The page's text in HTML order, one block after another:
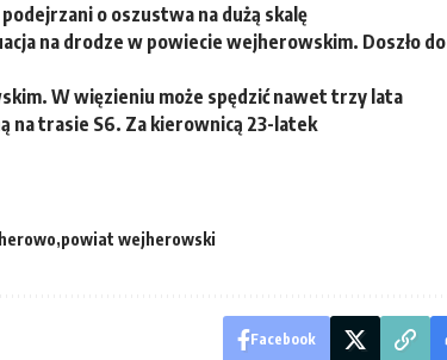
o oszustwa na dużą skalę
na drodze w powiecie wejherowskim. Doszło do
W więzieniu może spędzić nawet trzy lata
na trasie S6. Za kierownicą 23-latek
powiat wejherowski
Facebook